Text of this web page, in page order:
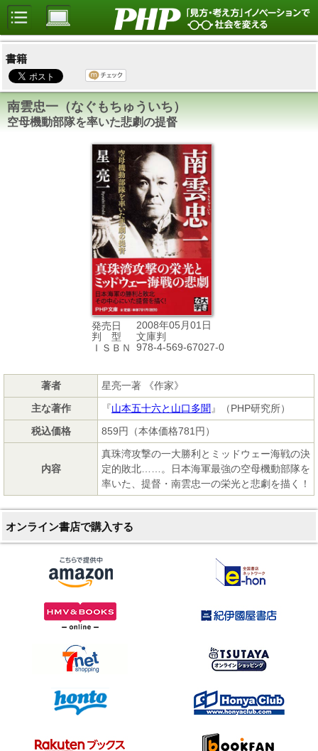
書籍
南雲忠一（なぐもちゅういち）
空母機動部隊を率いた悲劇の提督
発売日
2008年05月01日
判 型
文庫判
ＩＳＢＮ
978-4-569-67027-0
著者
星亮一著 《作家》
主な著作
『山本五十六と山口多聞 』（PHP研究所）
税込価格
859円（本体価格781円）
内容
真珠湾攻撃の一大勝利とミッドウェー海戦の決
定的敗北……。日本海軍最強の空母機動部隊を
率いた、提督・南雲忠一の栄光と悲劇を描く！
オンライン書店で購入する